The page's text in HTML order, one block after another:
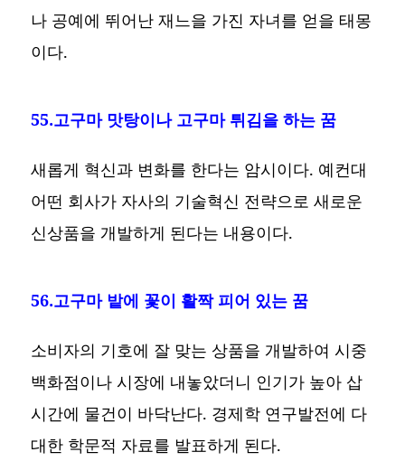
나 공예에 뛰어난 재느을 가진 자녀를 얻을 태몽
이다.
55.고구마 맛탕이나 고구마 튀김을 하는 꿈
새롭게 혁신과 변화를 한다는 암시이다. 예컨대
어떤 회사가 자사의 기술혁신 전략으로 새로운
신상품을 개발하게 된다는 내용이다.
56.고구마 밭에 꽃이 활짝 피어 있는 꿈
소비자의 기호에 잘 맞는 상품을 개발하여 시중
백화점이나 시장에 내놓았더니 인기가 높아 삽
시간에 물건이 바닥난다. 경제학 연구발전에 다
대한 학문적 자료를 발표하게 된다.